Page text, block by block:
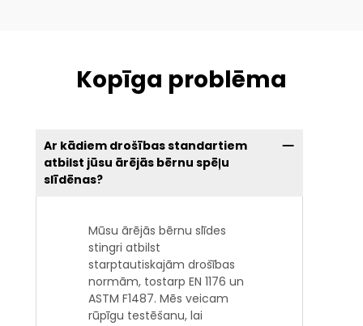
Kopīga problēma
Ar kādiem drošības standartiem
atbilst jūsu ārējās bērnu spēļu
slīdēnas?
Mūsu ārējās bērnu slīdes
stingri atbilst
starptautiskajām drošības
normām, tostarp EN 1176 un
ASTM F1487. Mēs veicam
rūpīgu testēšanu, lai